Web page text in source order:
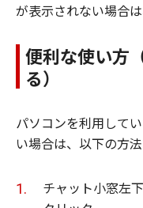
が表示されない場合
便利な使い方
る）
パソコンを利用して
い場合は、以下の方
チャット小窓左